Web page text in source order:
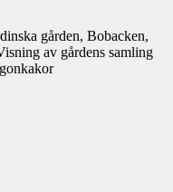
gården, Bobacken,
av gårdens samling